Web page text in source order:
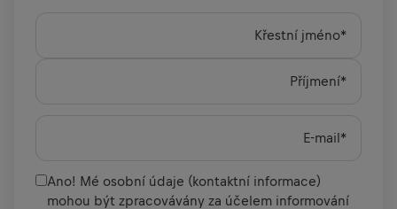
Křestní jméno*
Příjmení*
E-mail*
Ano! Mé osobní údaje (kontaktní informace)
mohou být zpracovávány za účelem informování